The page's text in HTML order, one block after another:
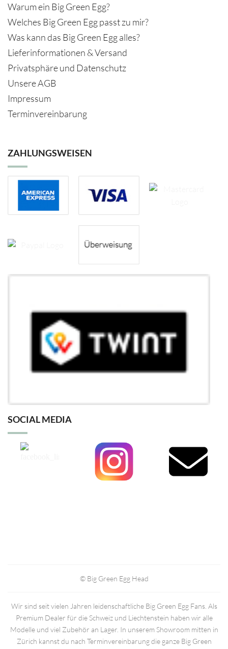
Warum ein Big Green Egg?
Welches Big Green Egg passt zu mir?
Was kann das Big Green Egg alles?
Lieferinformationen & Versand
Privatsphäre und Datenschutz
Unsere AGB
Impressum
Terminvereinbarung
ZAHLUNGSWEISEN
SOCIAL MEDIA
© Big Green Egg Head
Wir sind seit vielen Jahren leidenschaftliche Big Green Egg Fans. Als
Premium Dealer für die Schweiz und Liechtenstein haben wir alle
Modelle und viel Zubehör an Lager. In unserem Showroom mitten in
Zürich kannst du nach Terminvereinbarung die ganze Big Green